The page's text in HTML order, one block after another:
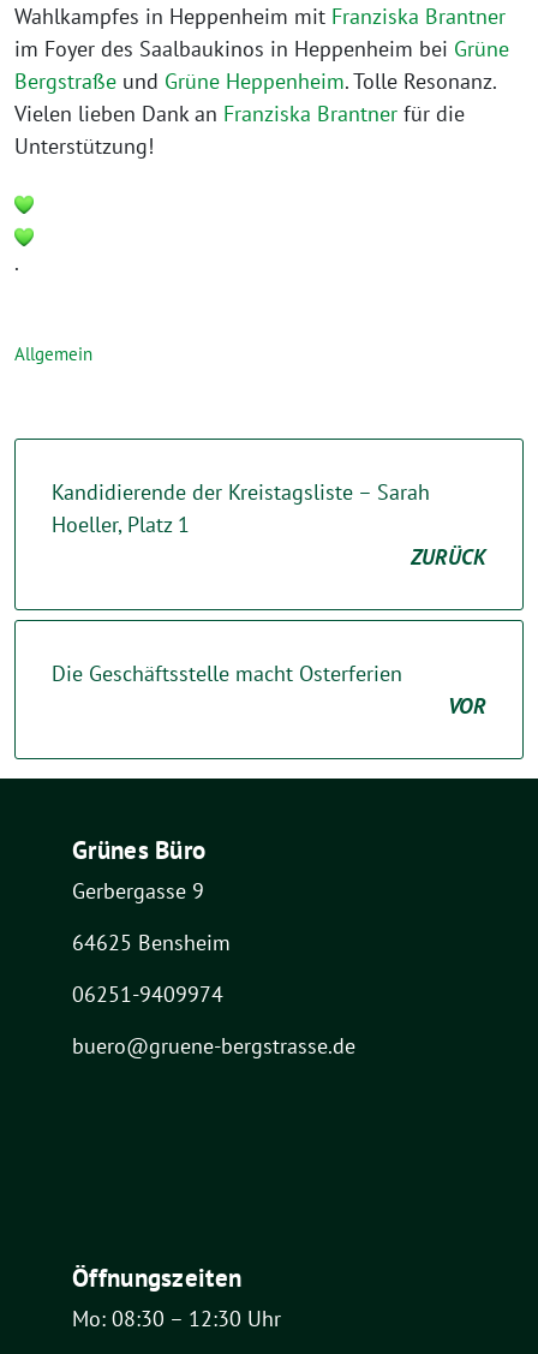
Wahlkampfes in Heppenheim mit Franziska Brantner
im Foyer des Saalbaukinos in Heppenheim bei Grüne
Bergstraße und Grüne Heppenheim. Tolle Resonanz.
Vielen lieben Dank an Franziska Brantner für die
Unterstützung!
.
Allgemein
Kandidierende der Kreistagsliste – Sarah
Hoeller, Platz 1
ZURÜCK
Die Geschäftsstelle macht Osterferien
VOR
Grünes Büro
Gerbergasse 9
64625 Bensheim
06251-9409974
buero@gruene-bergstrasse.de
Öffnungszeiten
Mo: 08:30 – 12:30 Uhr